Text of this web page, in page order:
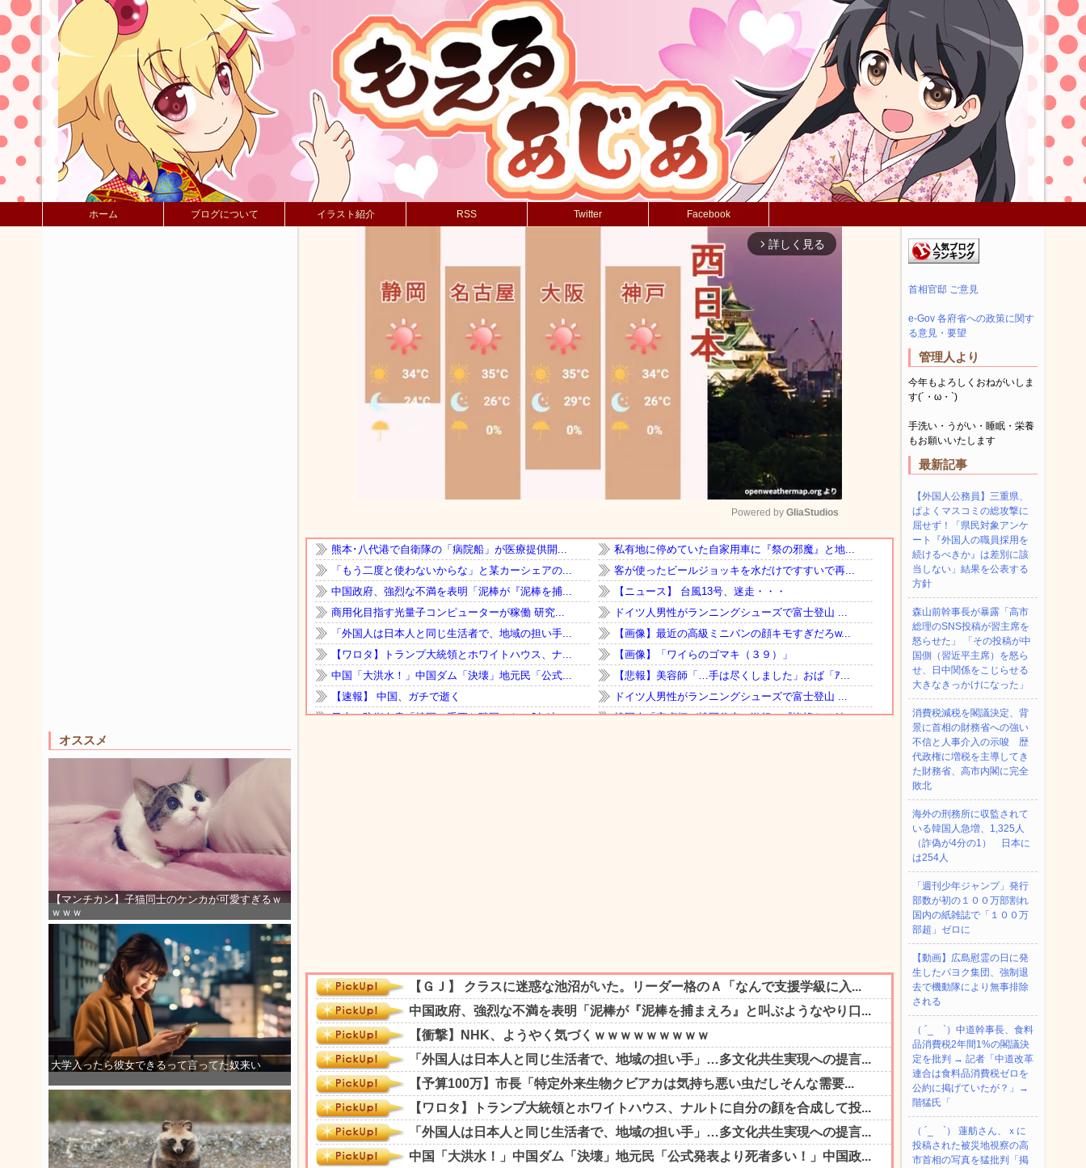
ホーム ブログについて イラスト紹介 RSS Twitter Facebook
オススメ
【マンチカン】子猫同士のケンカが可愛すぎるｗ
ｗｗｗ
大学入ったら彼女できるって言ってた奴来い
arrow_forward_ios 詳しく見る
Mute
Powered by GliaStudios
首相官邸 ご意見
e-Gov 各府省への政策に関す
る意見・要望
管理人より
今年もよろしくおねがいしま
す(´・ω・`)
手洗い・うがい・睡眠・栄養
もお願いいたします
最新記事
【外国人公務員】三重県、
ぱよくマスコミの総攻撃に
屈せず！「県民対象アンケ
ート『外国人の職員採用を
続けるべきか』は差別に該
当しない」結果を公表する
方針
森山前幹事長が暴露「高市
総理のSNS投稿が習主席を
怒らせた」 「その投稿が中
国側（習近平主席）を怒ら
せ、日中関係をこじらせる
大きなきっかけになった」
消費税減税を閣議決定、背
景に首相の財務省への強い
不信と人事介入の示唆 歴
代政権に増税を主導してき
た財務省、高市内閣に完全
敗北
海外の刑務所に収監されて
いる韓国人急増、1,325人
（詐偽が4分の1） 日本に
は254人
「週刊少年ジャンプ」発行
部数が初の１００万部割れ
国内の紙雑誌で「１００万
部超」ゼロに
【動画】広島慰霊の日に発
生したパヨク集団、強制退
去で機動隊により無事排除
される
（ ´_ゝ`）中道幹事長、食料
品消費税2年間1%の閣議決
定を批判 → 記者「中道改革
連合は食料品消費税ゼロを
公約に掲げていたが？」→
階猛氏「
（ ´_ゝ`） 蓮舫さん、ｘに
投稿された被災地視察の高
市首相の写真を猛批判「掲